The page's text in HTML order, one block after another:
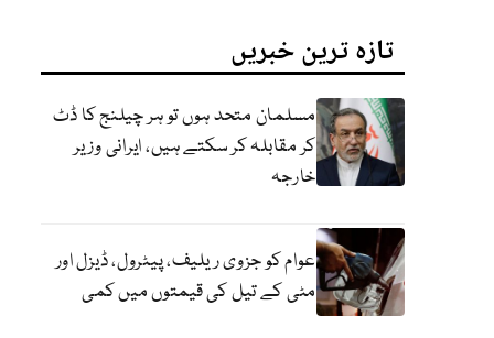
تازہ ترین خبریں
مسلمان متحد ہوں تو ہر چیلنج کا ڈٹ
کر مقابلہ کر سکتے ہیں، ایرانی وزیر
خارجہ
عوام کو جزوی ریلیف، پیٹرول، ڈیزل اور
مٹی کے تیل کی قیمتوں میں کمی